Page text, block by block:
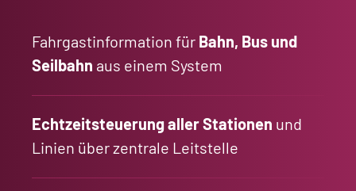
Fahrgastinformation für Bahn, Bus und
Seilbahn aus einem System
Echtzeitsteuerung aller Stationen und
Linien über zentrale Leitstelle